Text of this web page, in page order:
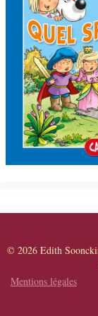
© 2026 Edith
Mentions légales